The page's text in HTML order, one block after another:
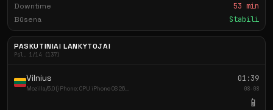
Downtime
53 min
Būsena
Stabili
PASKUTINIAI LANKYTOJAI
Psl. 1/14 (137)
Vilnius
Mozilla/5.0 (iPhone; CPU iPhone OS 26...
01:39
08-08
📱